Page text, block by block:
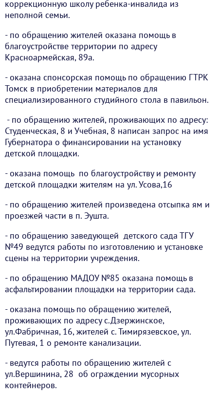
коррекционную школу ребенка-инвалида из
неполной семьи.
- по обращению жителей оказана помощь в
благоустройстве территории по адресу
Красноармейская, 89а.
- оказана спонсорская помощь по обращению ГТРК
Томск в приобретении материалов для
специализированного студийного стола в павильон.
- по обращению жителей, проживающих по адресу:
Студенческая, 8 и Учебная, 8 написан запрос на имя
Губернатора о финансировании на установку
детской площадки.
- оказана помощь по благоустройству и ремонту
детской площадки жителям на ул. Усова,16
- по обращению жителей произведена отсыпка ям и
проезжей части в п. Эушта.
- по обращению заведующей детского сада ТГУ
№49 ведутся работы по изготовлению и установке
сцены на территории учреждения.
- по обращению МАДОУ №85 оказана помощь в
асфальтировании площадки на территории сада.
- оказана помощь по обращению жителей,
проживающих по адресу с.Дзержинское,
ул.Фабричная, 16, жителей с. Тимирязевское, ул.
Путевая, 1 о ремонте канализации.
- ведутся работы по обращению жителей с
ул.Вершинина, 28 об ограждении мусорных
контейнеров.